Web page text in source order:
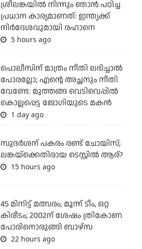
ശ്രീലങ്കയില്‍ നിന്നും ഞാന്‍ പഠിച്ച
പ്രധാന കാര്യമാണത്: ഇന്ത്യക്ക്
നിര്‍ദേശവുമായി രഹാനെ
5 hours ago
പൊലീസിന് മാത്രം നീതി ലഭിച്ചാല്‍
പോരല്ലോ; എന്റെ അച്ഛനും നീതി
വേണ്ടേ: മുത്തങ്ങ വെടിവെപ്പില്‍
കൊല്ലപ്പെട്ട ജോഗിയുടെ മകന്‍
1 day ago
സുദര്‍ശന് പകരം രണ്ട് ചോയിസ്;
ലങ്കയ്‌ക്കെതിരായ ടെസ്റ്റില്‍ ആര്?
15 hours ago
45 മിനിട്ട് മത്സരം, മൂന്ന് ടീം, ഒറ്റ
കിരീടം; 2002ന് ശേഷം ത്രികോണ
പോരിനൊരുങ്ങി ബാഴ്‌സ
22 hours ago